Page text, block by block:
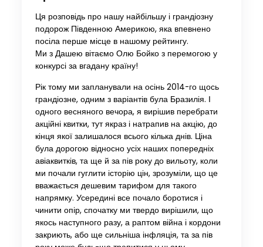
Ця розповідь про нашу найбільшу і грандіозну
подорож Південною Америкою, яка впевнено
посіла перше місце в нашому рейтингу.
Ми з Дашею вітаємо Олю Бойко з перемогою у
конкурсі за вгадану країну!
Рік тому ми запланували на осінь 2014-го щось
грандіозне, одним з варіантів була Бразилія. І
одного весняного вечора, я вирішив перебрати
акційні квитки, тут якраз і натрапив на акцію, до
кінця якої залишалося всього кілька днів. Ціна
була дорогою відносно усіх наших попередніх
авіаквитків, та ще й за пів року до вильоту, коли
ми почали гуглити історію цін, зрозуміли, що це
вважається дешевим тарифом для такого
напрямку. Усередині все почало боротися і
чинити опір, спочатку ми твердо вирішили, що
якось наступного разу, а раптом війна і кордони
закриють, або ще сильніша інфляція, та за пів